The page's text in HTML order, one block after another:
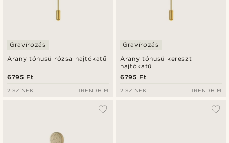
Arany tónusú rózsa hajtókatű
Gravírozás
6795 Ft
2 SZÍNEK TRENDHIM
Arany tónusú kereszt
hajtókatű
Gravírozás
6795 Ft
2 SZÍNEK TRENDHIM